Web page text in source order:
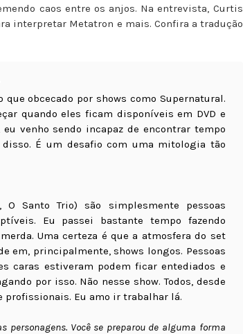
caos entre os anjos. Na entrevista, Curtis
interpretar Metatron e mais. Confira a tradução
obcecado por shows como Supernatural.
quando eles ficam disponíveis em DVD e
venho sendo incapaz de encontrar tempo
É um desafio com uma mitologia tão
Santo Trio) são simplesmente pessoas
Eu passei bastante tempo fazendo
Uma certeza é que a atmosfera do set
em, principalmente, shows longos. Pessoas
caras estiveram podem ficar entediados e
por isso. Não nesse show. Todos, desde
profissionais. Eu amo ir trabalhar lá.
personagens. Você se preparou de alguma forma